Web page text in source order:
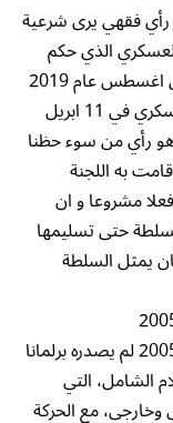
فقهي يرى شرعية
الذي حكم
السودان في الفترة من ابريل الى اغسطس عام 2019
بإعتبار ان ماقام به المجلس العسكري في 11 ابريل
رأي من سوء حظنا
به اللجنة
ابريل 2019 كان فعلا مشروعا و ان
حتى تسليمها
في اغسطس 2019 كان يمثل السلطة
دستور السودان الإنتقالي لعام 2005 لم يصدره برلمانا
الشامل، التي
مع الحركة